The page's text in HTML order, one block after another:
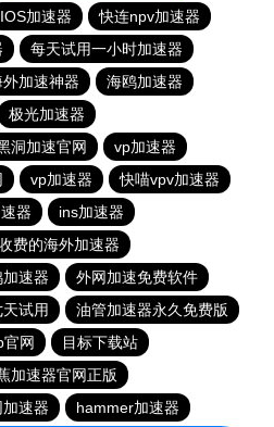
IOS加速器
快连npv加速器
每天试用一小时加速器
加速神器
海鸥加速器
极光加速器
洞加速官网
vp加速器
vp加速器
快喵vpv加速器
器
ins加速器
费的海外加速器
速器
外网加速免费软件
试用
油管加速器永久免费版
官网
目标下载站
加速器官网正版
速器 hammer加速器